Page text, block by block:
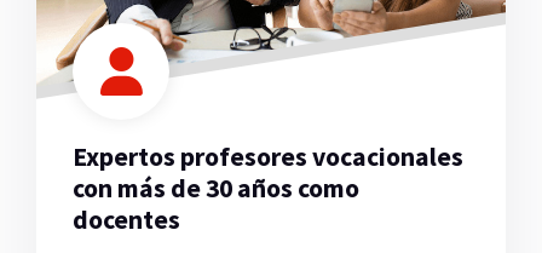
Expertos profesores vocacionales
con más de 30 años como
docentes